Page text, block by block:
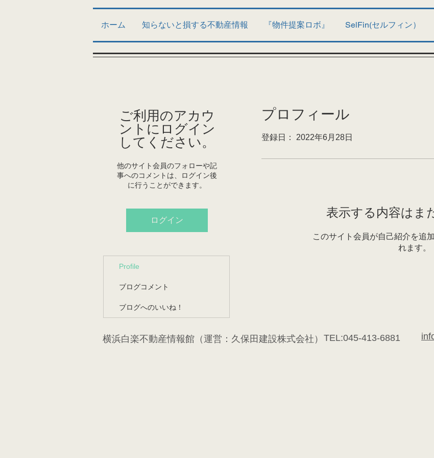
ホーム 知らないと損する不動産情報 『物件提案ロボ』 SelFin(セルフィン）
プロフィール
登録日： 2022年6月28日
表示する内容はま
このサイト会員が自己紹介を追
れます。
ご利用のアカウ
ントにログイン
してください。
他のサイト会員のフォローや記
事へのコメントは、ログイン後
に行うことができます。
ログイン
Profile
ブログコメント
ブログへのいいね！
横浜白楽不動産情報館（運営：久保田建設株式会社） TEL:045-413-6881